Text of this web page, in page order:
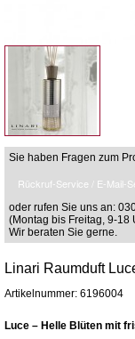
Sie haben Fragen zum
Rückruf-Service / E-Mail-
oder rufen Sie uns an:
(Montag bis Freitag, 9-18
Wir beraten Sie gerne.
Linari Raumduft
Artikelnummer: 6196004
Luce – Helle Blüten mit